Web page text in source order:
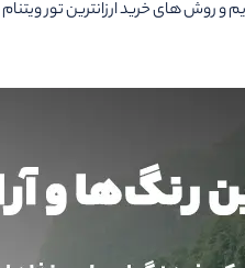
و روش های خرید ارزانترین تور